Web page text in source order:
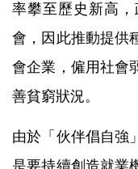
率攀至歷史新高
會，因此推動提供
會企業，僱用社會
善貧窮狀況。
由於「伙伴倡自強